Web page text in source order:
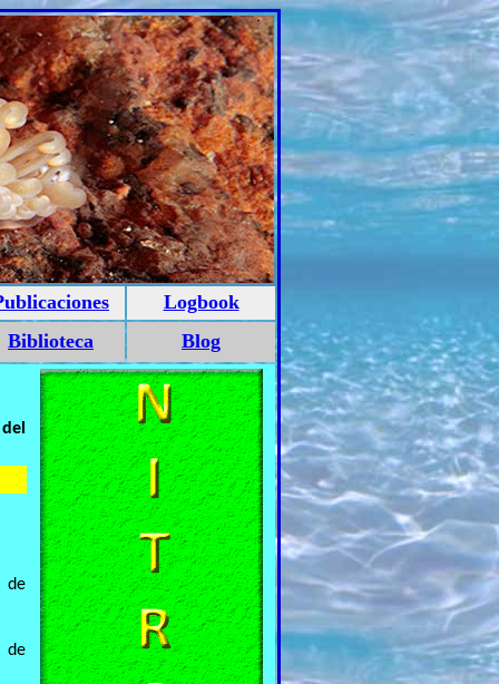
Logbook
Biblioteca
Blog
de
de